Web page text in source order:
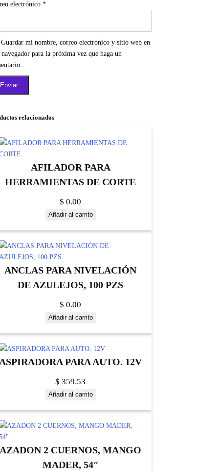
electrónico *
Guardar mi nombre, correo electrónico y sitio web en
navegador para la próxima vez que haga un
relacionados
AFILADOR PARA
HERRAMIENTAS DE CORTE
$ 0.00
Añadir al carrito
ANCLAS PARA NIVELACIÓN
DE AZULEJOS, 100 PZS
$ 0.00
Añadir al carrito
PARA AUTO. 12V
$ 359.53
Añadir al carrito
AZADON 2 CUERNOS, MANGO
MADER, 54″